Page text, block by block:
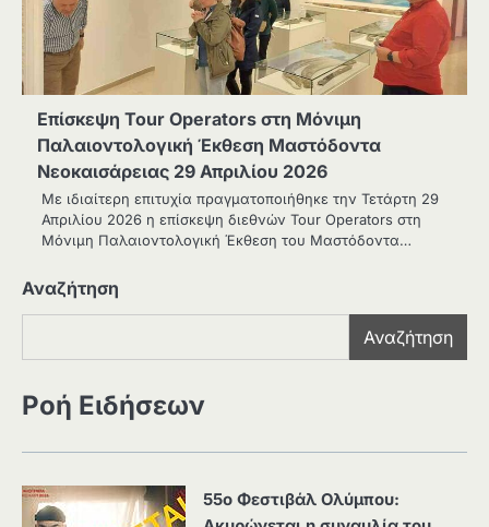
Επίσκεψη Tour Operators στη Μόνιμη
Παλαιοντολογική Έκθεση Μαστόδοντα
Νεοκαισάρειας 29 Απριλίου 2026
Με ιδιαίτερη επιτυχία πραγματοποιήθηκε την Τετάρτη 29
Απριλίου 2026 η επίσκεψη διεθνών Tour Operators στη
Μόνιμη Παλαιοντολογική Έκθεση του Μαστόδοντα…
Αναζήτηση
Αναζήτηση
Ροή Ειδήσεων
55ο Φεστιβάλ Ολύμπου: